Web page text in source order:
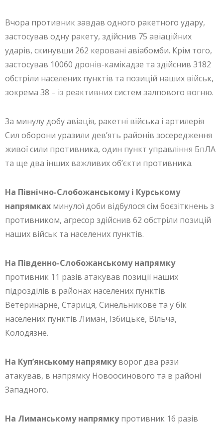
Вчора противник завдав одного ракетного удару,
застосував одну ракету, здійснив 75 авіаційних
ударів, скинувши 262 керовані авіабомби. Крім того,
застосував 10060 дронів-камікадзе та здійснив 3182
обстріли населених пунктів та позицій наших військ,
зокрема 38 – із реактивних систем залпового вогню.
За минулу добу авіація, ракетні війська і артилерія
Сил оборони уразили дев’ять районів зосередження
живої сили противника, один пункт управління БпЛА
та ще два інших важливих об’єкти противника.
На Північно-Слобожанському і Курському
напрямках минулої доби відбулося сім боєзіткнень з
противником, агресор здійснив 62 обстріли позицій
наших військ та населених пунктів.
На Південно-Слобожанському напрямку
противник 11 разів атакував позиції наших
підрозділів в районах населених пунктів
Ветеринарне, Стариця, Синельникове та у бік
населених пунктів Лиман, Ізбицьке, Вільча,
Колодязне.
На Куп’янському напрямкуворог два рази
атакував, в напрямку Новоосинового та в районі
Западного.
На Лиманському напрямкупротивник 16 разів